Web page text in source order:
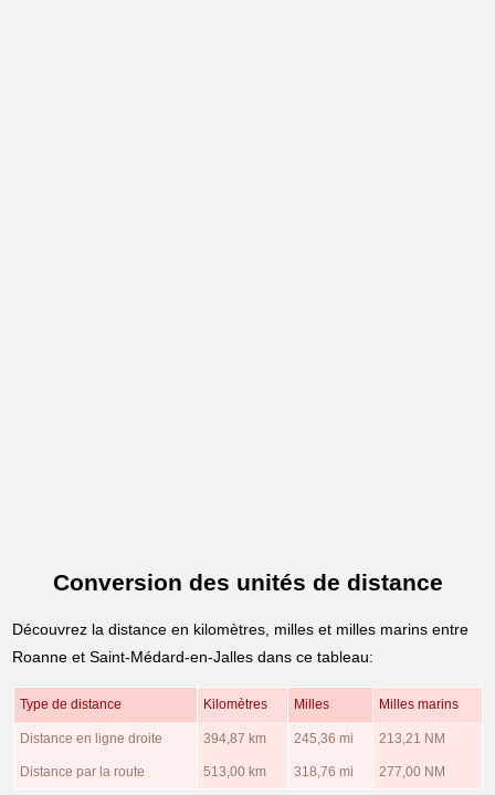
Conversion des unités de distance
Découvrez la distance en kilomètres, milles et milles marins entre
Roanne et Saint-Médard-en-Jalles dans ce tableau:
Type de distance Kilomètres Milles Milles marins
Distance en ligne droite 394,87 km 245,36 mi 213,21 NM
Distance par la route 513,00 km 318,76 mi 277,00 NM